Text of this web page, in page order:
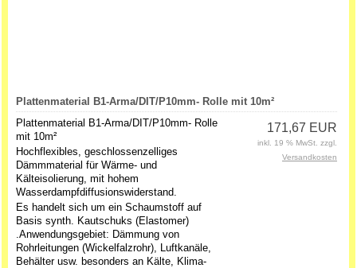
Plattenmaterial B1-Arma/DIT/P10mm- Rolle mit 10m²
Plattenmaterial B1-Arma/DIT/P10mm- Rolle
mit 10m²
Hochflexibles, geschlossenzelliges
Dämmmaterial für Wärme- und
Kälteisolierung, mit hohem
Wasserdampfdiffusionswiderstand.
Es handelt sich um ein Schaumstoff auf
Basis synth. Kautschuks (Elastomer)
.Anwendungsgebiet: Dämmung von
Rohrleitungen (Wickelfalzrohr), Luftkanäle,
Behälter usw. besonders an Kälte, Klima-
171,67 EUR
inkl. 19 % MwSt. zzgl.
Versandkosten